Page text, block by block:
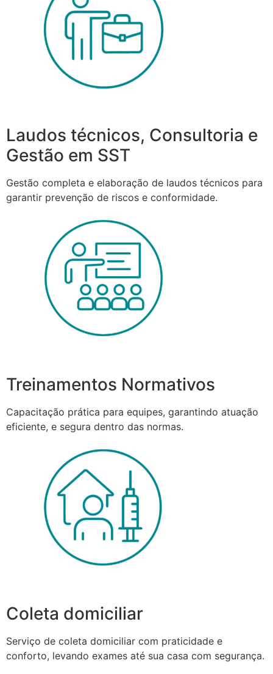
Laudos técnicos, Consultoria e
Gestão em SST
Gestão completa e elaboração de laudos técnicos para
garantir prevenção de riscos e conformidade.
Treinamentos Normativos
Capacitação prática para equipes, garantindo atuação
eficiente, e segura dentro das normas.
Coleta domiciliar
Serviço de coleta domiciliar com praticidade e
conforto, levando exames até sua casa com segurança.